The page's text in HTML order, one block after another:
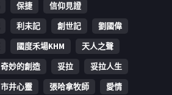
保捷
信仰見證
利未記 創世記
劉國偉
國度禾場KHM
天人之聲
奇妙的創造 妥拉
妥拉人生
市井心靈 張哈拿牧師
愛情